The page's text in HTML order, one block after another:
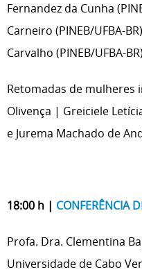
Fernandez da Cunha
Carneiro (PINEB/UFBA-
Carvalho (PINEB/UFBA-BR)
Retomadas de mulheres
Olivença | Greiciele
e Jurema Machado de
18:00 h | CONFERÊNCIA
Profa. Dra. Clementina
Universidade de Cabo